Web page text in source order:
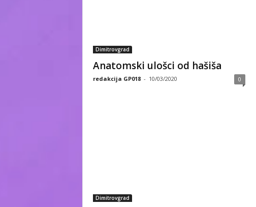
Dimitrovgrad
Anatomski ulošci od hašiša
redakcija GP018 - 10/03/2020 0
Dimitrovgrad